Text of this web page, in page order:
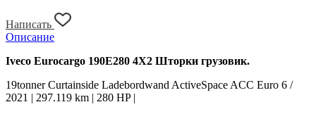
Написать
Описание
Iveco Eurocargo 190E280 4X2 Шторки грузовик.
19tonner Curtainside Ladebordwand ActiveSpace ACC Euro 6 /
2021 | 297.119 km | 280 HP |